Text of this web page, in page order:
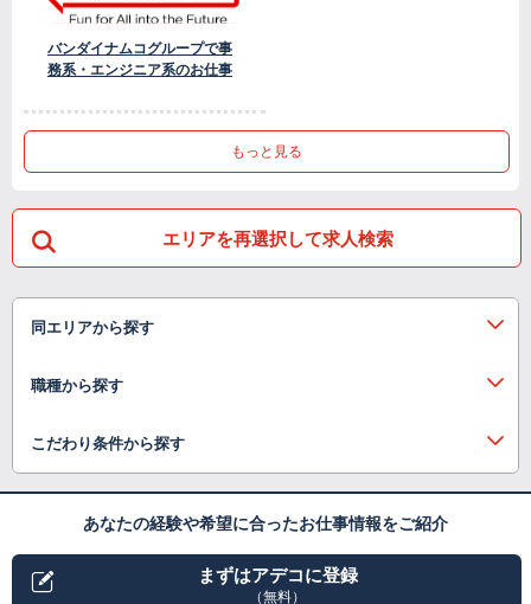
バンダイナムコグループで事
務系・エンジニア系のお仕事
もっと見る
エリアを再選択して求人検索
同エリアから探す
職種から探す
こだわり条件から探す
あなたの経験や希望に合ったお仕事情報をご紹介
まずはアデコに登録
（無料）